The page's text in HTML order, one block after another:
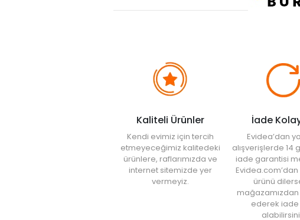
Kaliteli Ürünler
Kendi evimiz için tercih
etmeyeceğimiz kalitedeki
ürünlere, raflarımızda ve
internet sitemizde yer
vermeyiz.
İade
Evidea’dan
alışverişlerde 14
iade garantisi
Evidea.com’dan
ürünü
ederek iade